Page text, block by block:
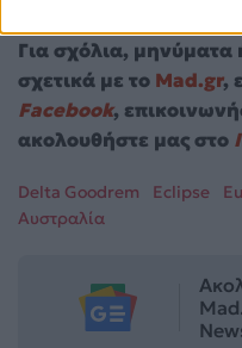
Για σχόλια,
σχετικά με το Mad.gr,
Facebook,
ακολουθήστε μας στο
Delta Goodrem Eclipse
Αυστραλία